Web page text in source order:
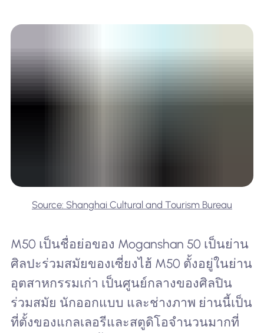
Source: Shanghai Cultural and Tourism Bureau
M50 เป็นชื่อย่อของ Moganshan 50 เป็นย่าน
ศิลปะร่วมสมัยของเซี่ยงไฮ้ M50 ตั้งอยู่ในย่าน
อุตสาหกรรมเก่า เป็นศูนย์กลางของศิลปิน
ร่วมสมัย นักออกแบบ และช่างภาพ ย่านนี้เป็น
ที่ตั้งของแกลเลอรีและสตูดิโอจำนวนมากที่